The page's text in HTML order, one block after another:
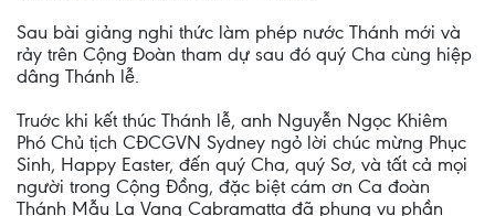
Sau bài giảng nghi thức làm phép nước Thánh mới và
rảy trên Cộng Đoàn tham dự sau đó quý Cha cùng hiệp
dâng Thánh lễ.
Truớc khi kết thúc Thánh lễ, anh Nguyễn Ngọc Khiêm
Phó Chủ tịch CĐCGVN Sydney ngỏ lời chúc mừng Phục
Sinh, Happy Easter, đến quý Cha, quý Sơ, và tất cả mọi
người trong Cộng Đồng, đặc biệt cám ơn Ca đoàn
Thánh Mẫu La Vang Cabramatta đã phụng vụ phần